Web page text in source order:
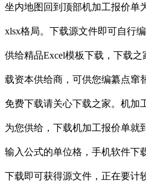
坐内地图回到顶部机加工报价单
xlsx格局。下载源文件即可自行
供给精品Excel模板下载，下载
载资本供给商，可供您编纂点窜
免费下载请关心下载之家。机加
为您供给，下载机加工报价单就
输入公式的单位格，手机软件下
下载即可获得源文件，正在要计